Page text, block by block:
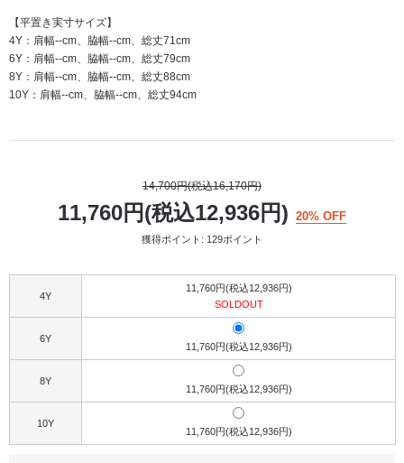
【平置き実寸サイズ】
4Y：肩幅--cm、脇幅--cm、総丈71cm
6Y：肩幅--cm、脇幅--cm、総丈79cm
8Y：肩幅--cm、脇幅--cm、総丈88cm
10Y：肩幅--cm、脇幅--cm、総丈94cm
14,700円(税込16,170円)
11,760円(税込12,936円) 20% OFF
獲得ポイント: 129ポイント
4Y
11,760円(税込12,936円)
SOLDOUT
6Y
11,760円(税込12,936円)
8Y
11,760円(税込12,936円)
10Y
11,760円(税込12,936円)